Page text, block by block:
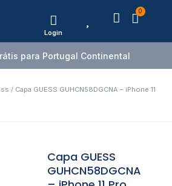
Login
0
para Portugal Continental
/ Capa GUESS GUHCN58DGCNA – iPhone 11
Capa GUESS
GUHCN58DGCNA